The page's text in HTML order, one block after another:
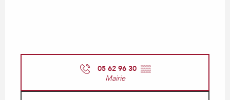
05 62 96 30 ▒▒
Mairie